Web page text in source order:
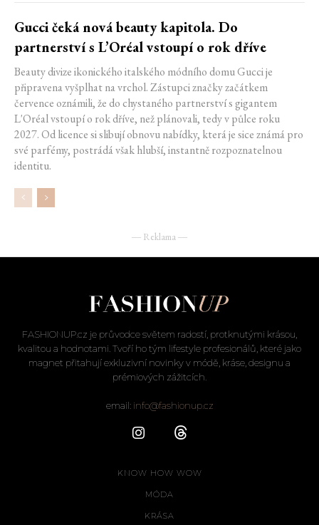
Gucci čeká nová beauty kapitola. Do
partnerství s L’Oréal vstoupí o rok dříve
Beauty divize ikonického italského módního domu Gucci je
připravena vyšplhat na vrchol. Zástupci značky začátkem
července oznámili, že do chystaného partnerství s gigantem
L'Oréal vstoupí o rok dříve, než plánovali, tedy v půlce roku
2027. Od licence si slibují obnovu nabídky, která je sice známá pro
své parfémy, postrádá však hlubší, instantně rozpoznatelnou
identitu.
― Reklama ―
FASHIONUP.cz je průvodce světem radostí, protknutými krásou,
kvalitou a hodnotami. Tvoří ho tým lifestyle profesionálů, které jako
magnet přitahují exkluzivní novinky v módě, kráse, designu a
prémiových zážitcích.
email: info@fashionup.cz
KNOW HOW WOW
MÓDA
KRÁSA